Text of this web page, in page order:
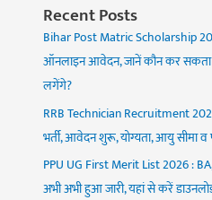
Recent Posts
Bihar Post Matric Scholarship
ऑनलाइन आवेदन, जानें कौन कर
लगेंगे?
RRB Technician Recruitment
भर्ती, आवेदन शुरू, योग्यता, आयु सीमा व
PPU UG First Merit List 2026 :
अभी अभी हुआ जारी, यहां से करें